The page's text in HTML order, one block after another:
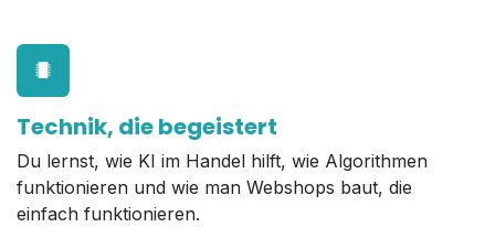
Technik, die begeistert
Du lernst, wie KI im Handel hilft, wie Algorithmen
funktionieren und wie man Webshops baut, die
einfach funktionieren.